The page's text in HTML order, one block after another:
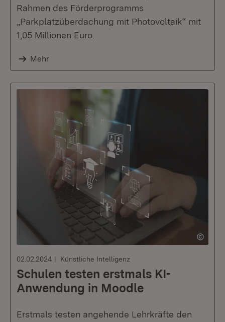
Rahmen des Förderprogramms
„Parkplatzüberdachung mit Photovoltaik“ mit
1,05 Millionen Euro.
Mehr
02.02.2024 Künstliche Intelligenz
Schulen testen erstmals KI-
Anwendung in Moodle
Erstmals testen angehende Lehrkräfte den